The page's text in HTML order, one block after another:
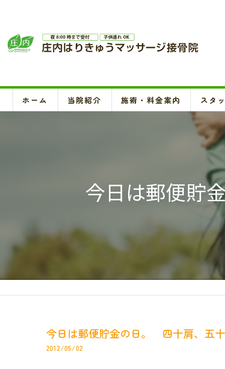
ホーム 当院紹介 施術・料金案内 スタ
今日は郵便貯
今日は郵便貯金の日。 四十肩、五
2012/05/02